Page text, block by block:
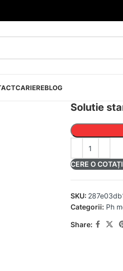
CARIEREBLOG
Solutie
CERE O
SKU:
Categorii: Ph
Share: